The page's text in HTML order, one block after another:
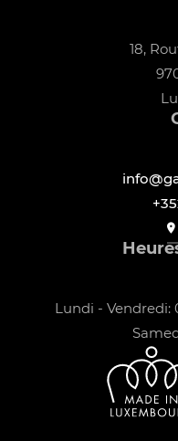
18,
Lundi - Vendredi: